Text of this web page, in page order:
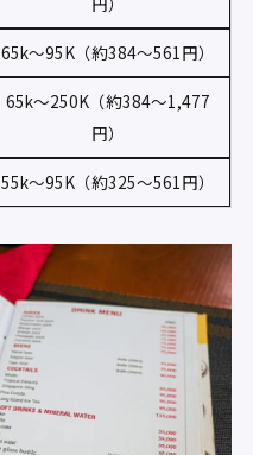
65k〜95K（約384〜561円）
65k〜250K（約384〜1,477
円）
55k〜95K（約325〜561円）